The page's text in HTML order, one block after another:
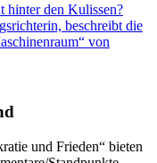
hinter den Kulissen?
beschreibt die
von
und Frieden“ bieten